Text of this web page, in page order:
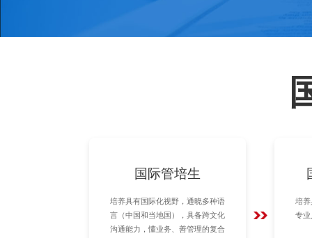
国际管培生
培养具有国际化视野，通晓多种语
言（中国和当地国），具备跨文化
沟通能力，懂业务、善管理的复合
培
专